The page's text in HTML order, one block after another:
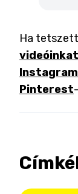
Ha
videóinkat
Pinterest